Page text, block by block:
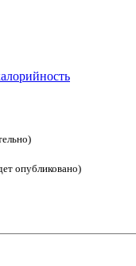
опубликовано)